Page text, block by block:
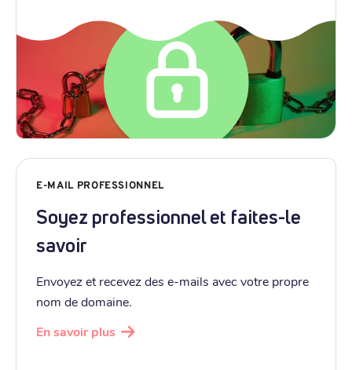
E-MAIL PROFESSIONNEL
Soyez professionnel et faites-le
savoir
Envoyez et recevez des e-mails avec votre propre
nom de domaine.
En savoir plus